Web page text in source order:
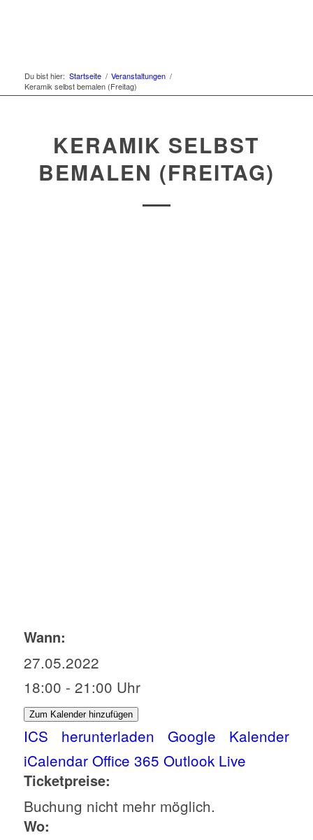
Du bist hier: Startseite / Veranstaltungen /
Keramik selbst bemalen (Freitag)
KERAMIK SELBST
BEMALEN (FREITAG)
Wann:
27.05.2022
18:00 - 21:00 Uhr
Zum Kalender hinzufügen
ICS herunterladen
Google Kalender
iCalendar Office 365 Outlook Live
Ticketpreise:
Buchung nicht mehr möglich.
Wo: